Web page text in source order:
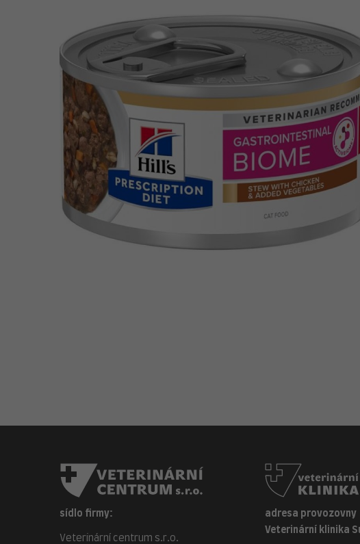
sídlo firmy:
Veterinární centrum s.r.o.
adresa provozovny
Veterinární klinika